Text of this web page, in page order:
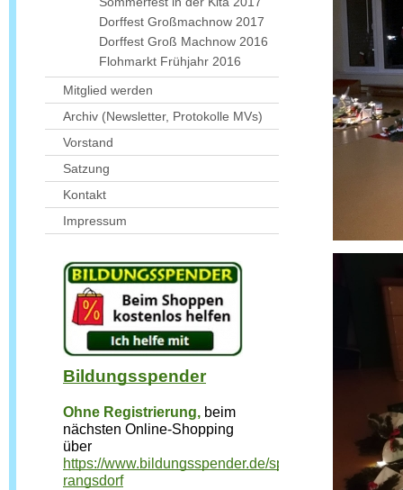
Dorffest Großmachnow 2017
Dorffest Groß Machnow 2016
Flohmarkt Frühjahr 2016
Mitglied werden
Archiv (Newsletter, Protokolle MVs)
Vorstand
Satzung
Kontakt
Impressum
Bildungsspender
Ohne Registrierung, beim
nächsten Online-Shopping
https://www.bildungsspender.de/spatzennest-
rangsdorf